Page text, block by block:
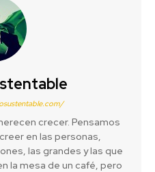
crecer. Pensamos
en las personas,
las grandes y las que
la mesa de un café, pero